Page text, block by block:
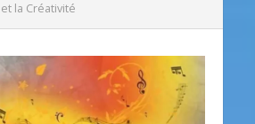
la Créativité